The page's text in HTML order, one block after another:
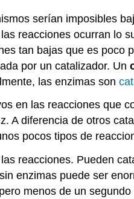
serían imposibles
reacciones ocurran lo
tan bajas que es
por un catalizador. Un
las enzimas son
en las reacciones que
A diferencia de otros
pocos tipos de
reacciones. Pueden
enzimas puede ser
menos de un